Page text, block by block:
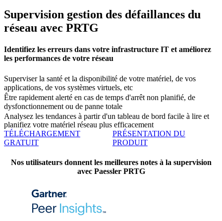
Supervision gestion des défaillances du
réseau avec PRTG
Identifiez les erreurs dans votre infrastructure IT et améliorez
les performances de votre réseau
Superviser la santé et la disponibilité de votre matériel, de vos
applications, de vos systèmes virtuels, etc
Être rapidement alerté en cas de temps d'arrêt non planifié, de
dysfonctionnement ou de panne totale
Analysez les tendances à partir d'un tableau de bord facile à lire et
planifiez votre matériel réseau plus efficacement
TÉLÉCHARGEMENT
GRATUIT
PRÉSENTATION DU
PRODUIT
Nos utilisateurs donnent les meilleures notes à la supervision
avec Paessler PRTG